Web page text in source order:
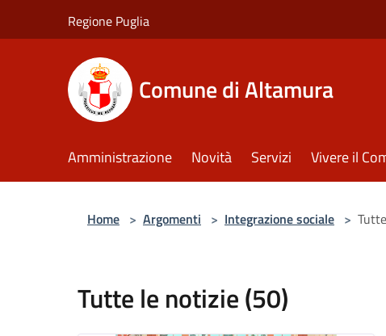
Regione Puglia
Comune di Altamura
Amministrazione Novità Servizi Vivere il
Home > Argomenti > Integrazione sociale >
Tutte le notizie (50)